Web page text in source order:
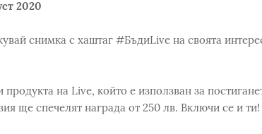
2020
снимка с хаштаг #БъдиLive на своята
на Live, който е използван за
ще спечелят награда от 250 лв. Включи се и ти!